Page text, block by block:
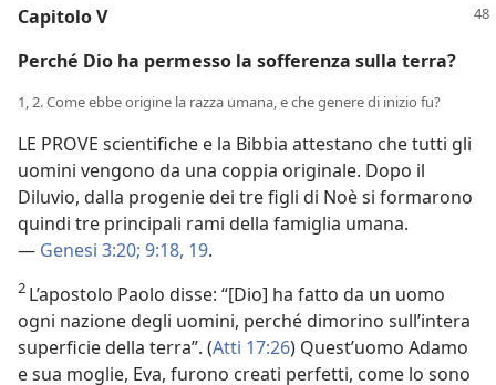
Capitolo V
Perché Dio ha permesso la sofferenza sulla terra?
1, 2. Come ebbe origine la razza umana, e che genere di inizio fu?
LE PROVE scientifiche e la Bibbia attestano che tutti gli
uomini vengono da una coppia originale. Dopo il
Diluvio, dalla progenie dei tre figli di Noè si formarono
quindi tre principali rami della famiglia umana.
— Genesi 3:20; 9:18, 19.
2 L’apostolo Paolo disse: “[Dio] ha fatto da un uomo
ogni nazione degli uomini, perché dimorino sull’intera
superficie della terra”. (Atti 17:26) Quest’uomo Adamo
e sua moglie, Eva, furono creati perfetti, come lo sono